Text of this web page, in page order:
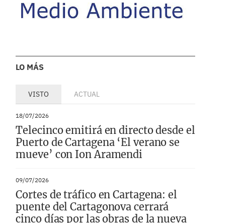
LO MÁS
VISTO ACTUAL
18/07/2026
Telecinco emitirá en directo desde el
Puerto de Cartagena ‘El verano se
mueve’ con Ion Aramendi
09/07/2026
Cortes de tráfico en Cartagena: el
puente del Cartagonova cerrará
cinco días por las obras de la nueva